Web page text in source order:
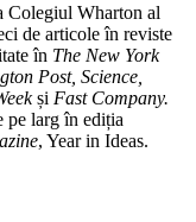
Colegiul Wharton al
de articole în reviste
în The New York
Post, Science,
și Fast Company.
pe larg în ediția
, Year in Ideas.